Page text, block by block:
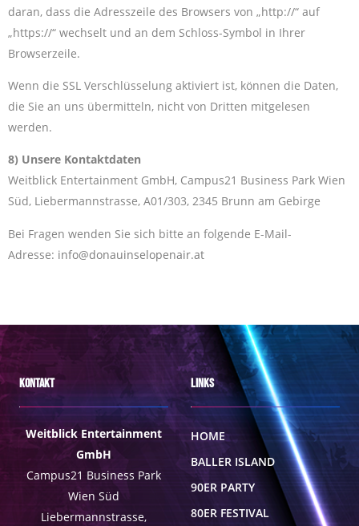
daran, dass die Adresszeile des Browsers von „http://“ auf
„https://“ wechselt und an dem Schloss-Symbol in Ihrer
Browserzeile.
Wenn die SSL Verschlüsselung aktiviert ist, können die Daten,
die Sie an uns übermitteln, nicht von Dritten mitgelesen
werden.
8) Unsere Kontaktdaten
Weitblick Entertainment GmbH, Campus21 Business Park Wien
Süd, Liebermannstrasse, A01/303, 2345 Brunn am Gebirge
Bei Fragen wenden Sie sich bitte an folgende E-Mail-
Adresse: info@donauinselopenair.at
Kontakt
Weitblick Entertainment
GmbH
Campus21 Business Park
Wien Süd
Liebermannstrasse,
Links
HOME
BALLER ISLAND
90ER PARTY
80ER FESTIVAL